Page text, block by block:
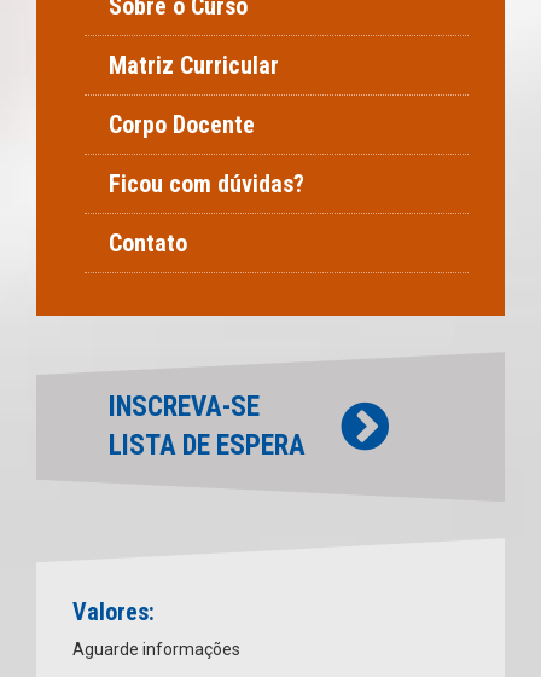
Sobre o Curso
Matriz Curricular
Corpo Docente
Ficou com dúvidas?
Contato
INSCREVA-SE
LISTA DE ESPERA
Valores:
Aguarde informações